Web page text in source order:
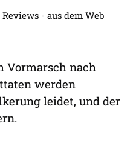
Reviews - aus dem Web
Vormarsch nach
werden
leidet, und der